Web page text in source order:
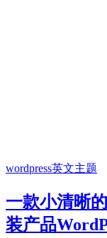
wordpress英文主题
一款小清晰
装产品